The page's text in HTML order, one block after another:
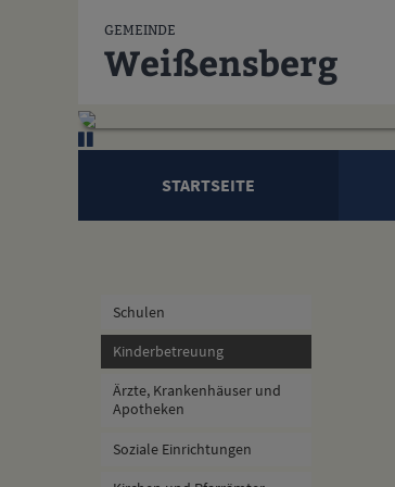
GEMEINDE
Weißensberg
STARTSEITE
Schulen
Kinderbetreuung
Ärzte, Krankenhäuser und
Apotheken
Soziale Einrichtungen